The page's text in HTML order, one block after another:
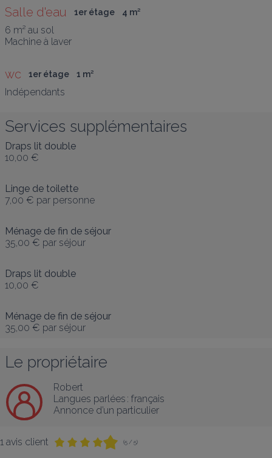
Salle d'eau 1er étage 4 m²
6 m² au sol
Machine à laver
wc 1er étage 1 m²
Indépendants
Services supplémentaires
Draps lit double
10,00 €
Linge de toilette
7,00 € par personne
Ménage de fin de séjour
35,00 € par séjour
Draps lit double
10,00 €
Ménage de fin de séjour
35,00 € par séjour
Le propriétaire
Robert
Langues parlées : français
Annonce d’un particulier
1 avis client (5 / 5)